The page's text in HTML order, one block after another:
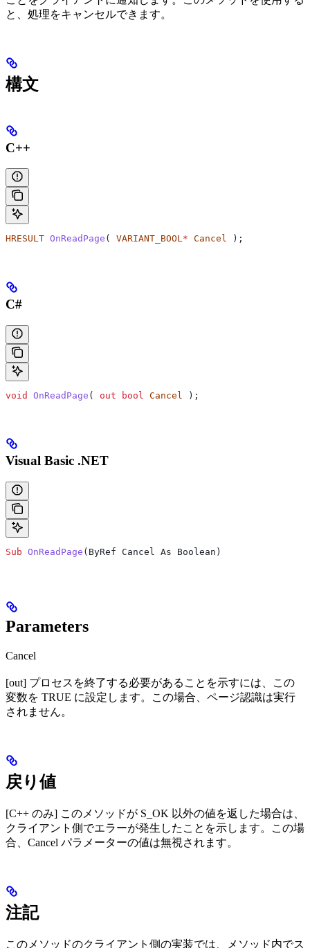
と、処理をキャンセルできます。
構文
C++
HRESULT OnReadPage ( VARIANT_BOOL* Cancel );
C#
void OnReadPage ( out bool Cancel );
Visual Basic .NET
Sub OnReadPage ( ByRef Cancel As Boolean )
Parameters
Cancel
[out] プロセスを終了する必要があることを示すには、この
変数を TRUE に設定します。この場合、ページ認識は実行
されません。
戻り値
[C++ のみ] このメソッドが S_OK 以外の値を返した場合は、
クライアント側でエラーが発生したことを示します。この場
合、Cancel パラメーターの値は無視されます。
注記
このメソッドのクライアント側の実装では、メソッド内でス